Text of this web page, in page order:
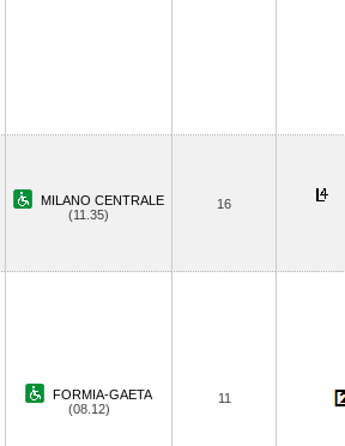
MILANO CENTRALE
(11.35)
16
FORMIA-GAETA
(08.12)
11